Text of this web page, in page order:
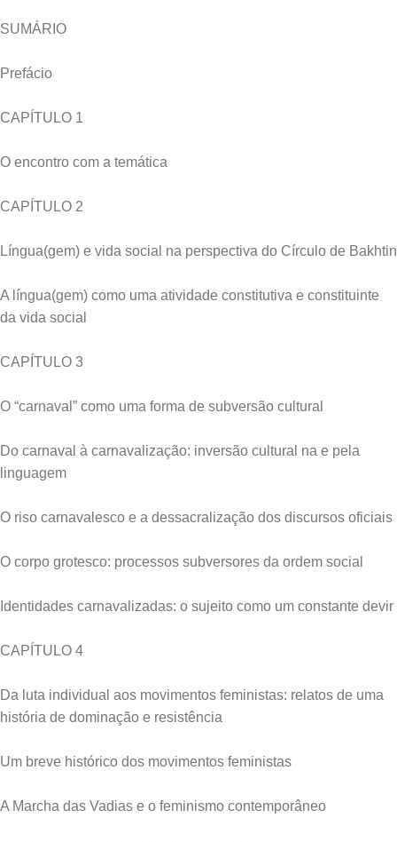
SUMÁRIO
Prefácio
CAPÍTULO 1
O encontro com a temática
CAPÍTULO 2
Língua(gem) e vida social na perspectiva do Círculo de Bakhtin
A língua(gem) como uma atividade constitutiva e constituinte
da vida social
CAPÍTULO 3
O “carnaval” como uma forma de subversão cultural
Do carnaval à carnavalização: inversão cultural na e pela
linguagem
O riso carnavalesco e a dessacralização dos discursos oficiais
O corpo grotesco: processos subversores da ordem social
Identidades carnavalizadas: o sujeito como um constante devir
CAPÍTULO 4
Da luta individual aos movimentos feministas: relatos de uma
história de dominação e resistência
Um breve histórico dos movimentos feministas
A Marcha das Vadias e o feminismo contemporâneo